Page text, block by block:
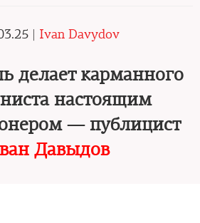
| Ivan Davydov
делает карманного
настоящим
— публицист
Давыдов